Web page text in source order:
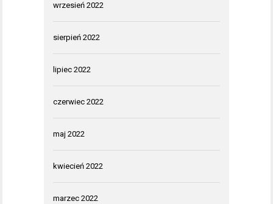
wrzesień 2022
sierpień 2022
lipiec 2022
czerwiec 2022
maj 2022
kwiecień 2022
marzec 2022